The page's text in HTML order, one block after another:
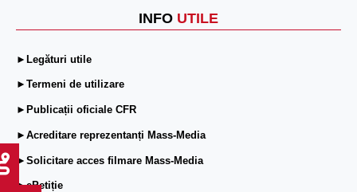
INFO UTILE
►Legături utile
►Termeni de utilizare
►Publicații oficiale CFR
►Acreditare reprezentanți Mass-Media
►Solicitare acces filmare Mass-Media
►ePetiție